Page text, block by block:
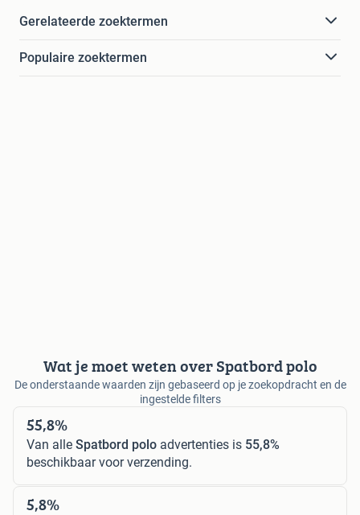
Gerelateerde zoektermen
Populaire zoektermen
Wat je moet weten over Spatbord polo
De onderstaande waarden zijn gebaseerd op je zoekopdracht en de
ingestelde filters
55,8%
Van alle Spatbord polo advertenties is 55,8%
beschikbaar voor verzending.
5,8%